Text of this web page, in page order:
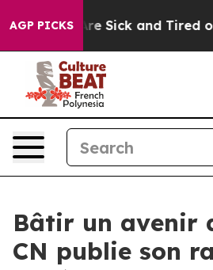
AGP PICKSAre Sick and Tired of
Bâtir un avenir
CN publie son